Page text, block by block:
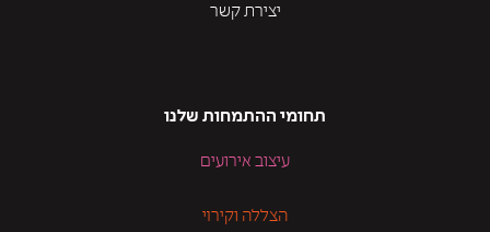
יצירת קשר
תחומי ההתמחות שלנו
עיצוב אירועים
הצללה וקירוי